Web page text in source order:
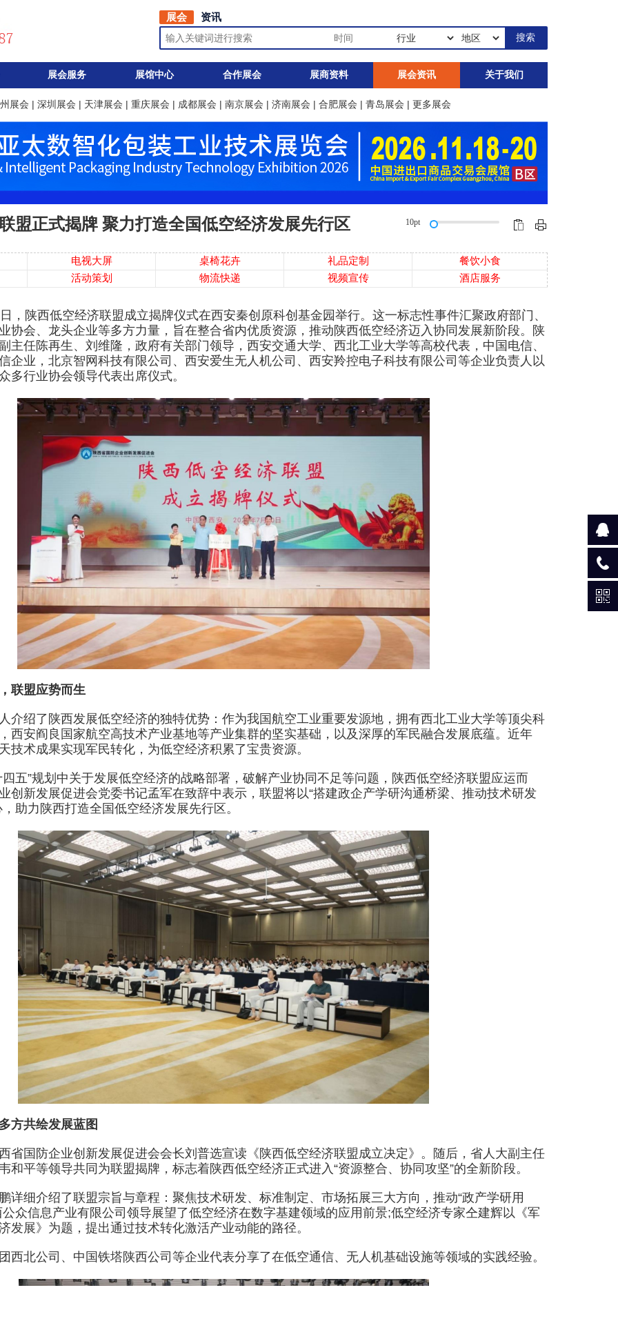
展会 资讯
展会服务 展馆中心 合作展会 展商资料 展会资讯 关于我们
展会 | 深圳展会 | 天津展会 | 重庆展会 | 成都展会 | 南京展会 | 济南展会 | 合肥展会 | 青岛展会 | 更多展会
10pt
盟正式揭牌 聚力打造全国低空经济发展先行区
电视大屏 桌椅花卉 礼品定制
餐饮小食
活动策划 物流快递 视频宣传 酒店服务
，陕西低空经济联盟成立揭牌仪式在西安秦创原科创基金园举行。这一标志性事件汇聚政府部门、
协会、龙头企业等多方力量，旨在整合省内优质资源，推动陕西低空经济迈入协同发展新阶段。陕
主任陈再生、刘维隆，政府有关部门领导，西安交通大学、西北工业大学等高校代表，中国电信、
企业，北京智网科技有限公司、西安爱生无人机公司、西安羚控电子科技有限公司等企业负责人以
多行业协会领导代表出席仪式。
联盟应势而生
绍了陕西发展低空经济的独特优势：作为我国航空工业重要发源地，拥有西北工业大学等顶尖科
西安阎良国家航空高技术产业基地等产业集群的坚实基础，以及深厚的军民融合发展底蕴。近年
技术成果实现军民转化，为低空经济积累了宝贵资源。
”规划中关于发展低空经济的战略部署，破解产业协同不足等问题，陕西低空经济联盟应运而
创新发展促进会党委书记孟军在致辞中表示，联盟将以“搭建政企产学研沟通桥梁、推动技术研发
助力陕西打造全国低空经济发展先行区。
共绘发展蓝图
国防企业创新发展促进会会长刘普选宣读《陕西低空经济联盟成立决定》。随后，省人大副主任
和平等领导共同为联盟揭牌，标志着陕西低空经济正式进入“资源整合、协同攻坚”的全新阶段。
细介绍了联盟宗旨与章程：聚焦技术研发、标准制定、市场拓展三大方向，推动“政产学研用
公众信息产业有限公司领导展望了低空经济在数字基建领域的应用前景;低空经济专家仝建辉以《军
发展》为题，提出通过技术转化激活产业动能的路径。
北公司、中国铁塔陕西公司等企业代表分享了在低空通信、无人机基础设施等领域的实践经验。